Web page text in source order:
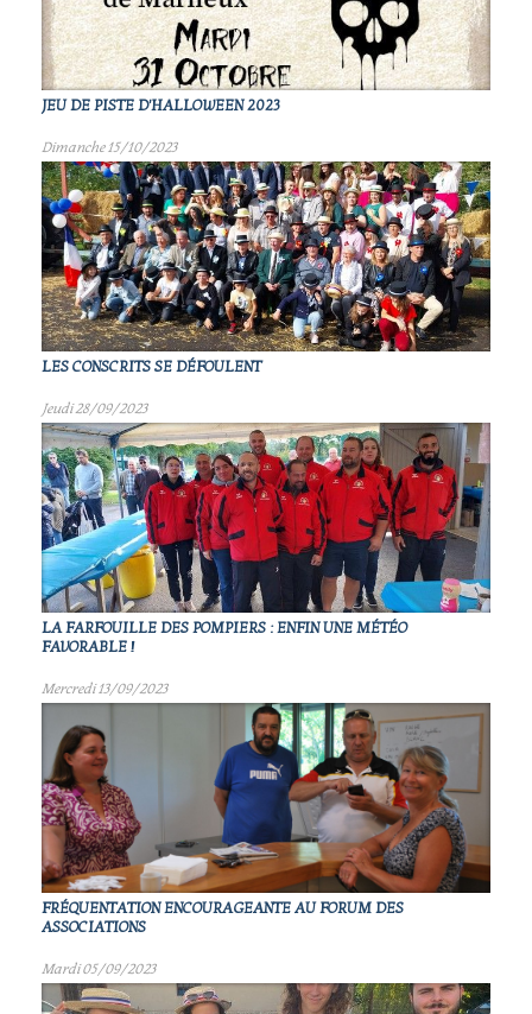
JEU DE PISTE D'HALLOWEEN 2023
Dimanche 15/10/2023
LES CONSCRITS SE DÉFOULENT
Jeudi 28/09/2023
LA FARFOUILLE DES POMPIERS : ENFIN UNE MÉTÉO
FAVORABLE !
Mercredi 13/09/2023
FRÉQUENTATION ENCOURAGEANTE AU FORUM DES
ASSOCIATIONS
Mardi 05/09/2023